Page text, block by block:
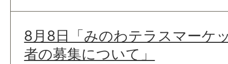
8月8日「みのわテラスマーケ
者の募集について」